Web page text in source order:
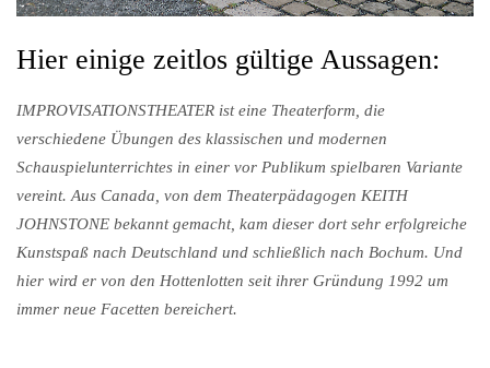
Hier einige zeitlos gültige Aussagen:
IMPROVISATIONSTHEATER ist eine Theaterform, die
verschiedene Übungen des klassischen und modernen
Schauspielunterrichtes in einer vor Publikum spielbaren Variante
vereint. Aus Canada, von dem Theaterpädagogen KEITH
JOHNSTONE bekannt gemacht, kam dieser dort sehr erfolgreiche
Kunstspaß nach Deutschland und schließlich nach Bochum. Und
hier wird er von den Hottenlotten seit ihrer Gründung 1992 um
immer neue Facetten bereichert.